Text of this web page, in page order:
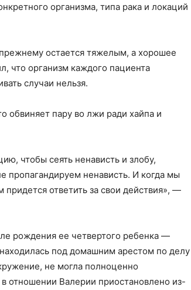
организма, типа рака и локаций
остается тяжелым, а хорошее
что организм каждого пациента
случаи нельзя.
обвиняет пару во лжи ради хайпа и
чтобы сеять ненависть и злобу,
пропагандируем ненависть. И когда мы
ответить за свои действия», —
рождения ее четвертого ребенка —
под домашним арестом по делу
не могла полноценно
отношении Валерии приостановлено из-